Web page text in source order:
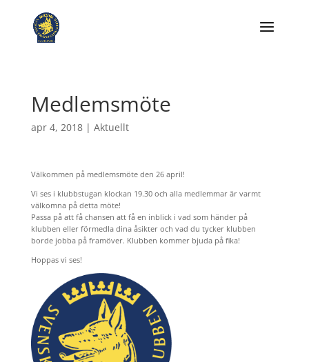
Medlemsmöte
apr 4, 2018| Aktuellt
Välkommen på medlemsmöte den 26 april!
Vi ses i klubbstugan klockan 19.30 och alla medlemmar är varmt
välkomna på detta möte!
Passa på att få chansen att få en inblick i vad som händer på
klubben eller förmedla dina åsikter och vad du tycker klubben
borde jobba på framöver. Klubben kommer bjuda på fika!
Hoppas vi ses!